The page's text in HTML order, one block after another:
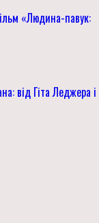
«Людина-павук:
від Гіта Леджера і